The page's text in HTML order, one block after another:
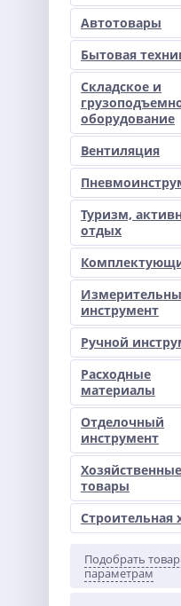
Автотовары
Бытовая
Складское и
оборудование
Вентиляция
Туризм,
отдых
инструмент
Ручной
Расходные
материалы
Отделочный
инструмент
Хозяйственные
товары
Строительная
Подобрать
параметрам